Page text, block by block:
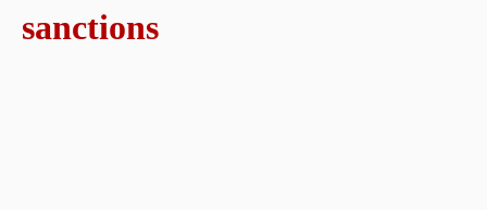
sanctions